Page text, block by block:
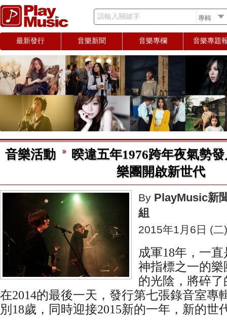
請輸入關鍵字
最新發行 音樂新聞 音樂專欄 音樂專題
音樂活動
暌違五年1976跨年夜氣勢
樂團開啟新世代
By PlayMusic新
組
2015年1月6日 (二)
成軍18年，一
神指標之一的樂
的光陰，將碎
在2014的最後一天，發行第七張錄音室專
別18歲，同時迎接2015新的一年，新的世